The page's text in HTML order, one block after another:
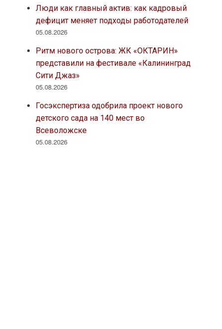
Люди как главный актив: как кадровый
дефицит меняет подходы работодателей
05.08.2026
Ритм нового острова: ЖК «ОКТАРИН»
представили на фестивале «Калининград
Сити Джаз»
05.08.2026
Госэкспертиза одобрила проект нового
детского сада на 140 мест во
Всеволожске
05.08.2026